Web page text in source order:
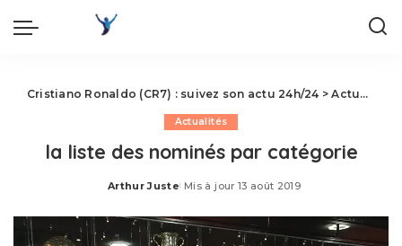
Cristiano Ronaldo (CR7) : suivez son actu 24h/24 >Actualités
Actualités
la liste des nominés par catégorie
Posted
Arthur Juste Mis à jour 13 août 2019